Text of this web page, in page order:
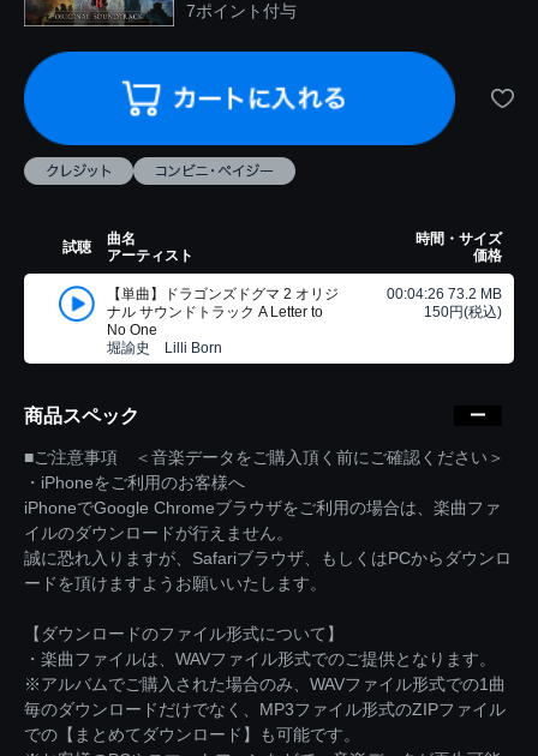
7ポイント付与
試聴
曲名
アーティスト
時間・サイズ
価格
【単曲】ドラゴンズドグマ 2 オリジ
ナル サウンドトラック A Letter to
No One
堀諭史 Lilli Born
00:04:26 73.2 MB
150円(税込)
商品スペック
■ご注意事項 ＜音楽データをご購入頂く前にご確認ください＞
・iPhoneをご利用のお客様へ
iPhoneでGoogle Chromeブラウザをご利用の場合は、楽曲ファ
イルのダウンロードが行えません。
誠に恐れ入りますが、Safariブラウザ、もしくはPCからダウンロ
ードを頂けますようお願いいたします。
【ダウンロードのファイル形式について】
・楽曲ファイルは、WAVファイル形式でのご提供となります。
※アルバムでご購入された場合のみ、WAVファイル形式での1曲
毎のダウンロードだけでなく、MP3ファイル形式のZIPファイル
での【まとめてダウンロード】も可能です。